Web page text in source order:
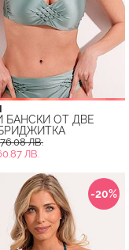
БАНСКИ ОТ ДВЕ
ЛВ.
ЛВ.
-20%